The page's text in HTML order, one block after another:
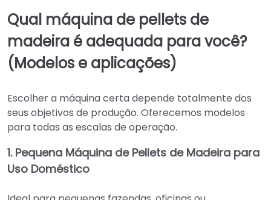
Qual máquina de pellets de
madeira é adequada para você?
(Modelos e aplicações)
Escolher a máquina certa depende totalmente dos
seus objetivos de produção. Oferecemos modelos
para todas as escalas de operação.
1. Pequena Máquina de Pellets de Madeira para
Uso Doméstico